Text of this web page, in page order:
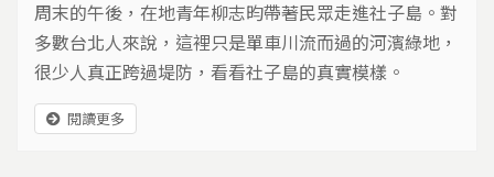
周末的午後，在地青年柳志昀帶著民眾走進社子島。對
多數台北人來說，這裡只是單車川流而過的河濱綠地，
很少人真正跨過堤防，看看社子島的真實模樣。
閱讀更多